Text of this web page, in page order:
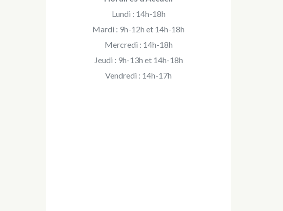
Lundi : 14h-18h
Mardi : 9h-12h et 14h-18h
Mercredi : 14h-18h
Jeudi : 9h-13h et 14h-18h
Vendredi : 14h-17h